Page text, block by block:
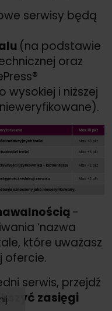
serwisy będą
(na podstawie
oraz
wysokiej i niższej
-
‘nazwa
które uważasz
ofercie.
serwis, przejdź
zasięgi